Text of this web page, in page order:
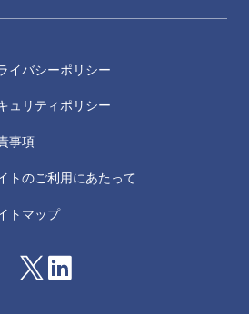
イバシーポリシー
ュリティポリシー
事項
トのご利用にあたって
トマップ